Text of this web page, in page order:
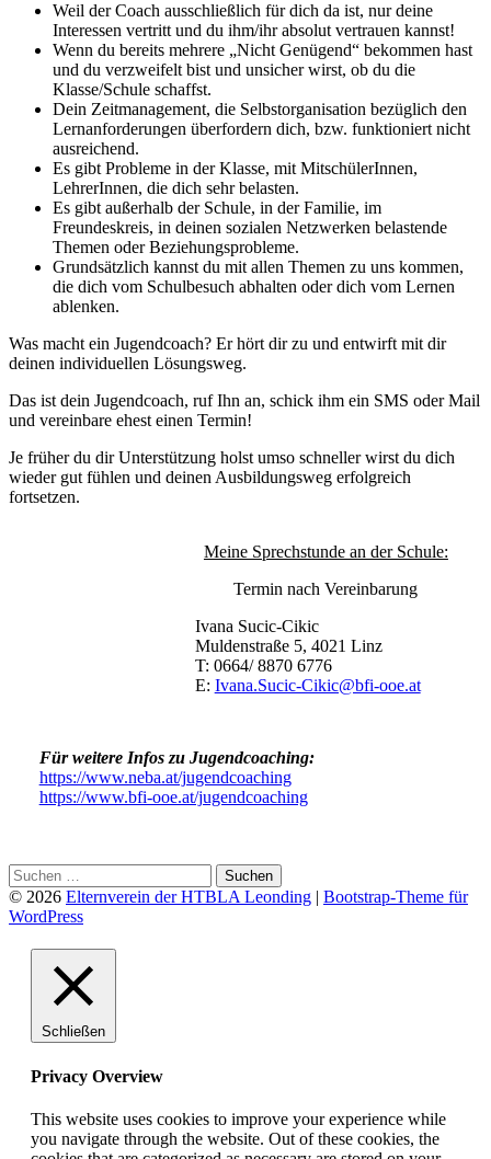
Weil der Coach ausschließlich für dich da ist, nur deine
Interessen vertritt und du ihm/ihr absolut vertrauen kannst!
Wenn du bereits mehrere „Nicht Genügend“ bekommen hast
und du verzweifelt bist und unsicher wirst, ob du die
Klasse/Schule schaffst.
Dein Zeitmanagement, die Selbstorganisation bezüglich den
Lernanforderungen überfordern dich, bzw. funktioniert nicht
ausreichend.
Es gibt Probleme in der Klasse, mit MitschülerInnen,
LehrerInnen, die dich sehr belasten.
Es gibt außerhalb der Schule, in der Familie, im
Freundeskreis, in deinen sozialen Netzwerken belastende
Themen oder Beziehungsprobleme.
Grundsätzlich kannst du mit allen Themen zu uns kommen,
die dich vom Schulbesuch abhalten oder dich vom Lernen
ablenken.
Was macht ein Jugendcoach? Er hört dir zu und entwirft mit dir
deinen individuellen Lösungsweg.
Das ist dein Jugendcoach, ruf Ihn an, schick ihm ein SMS oder Mail
und vereinbare ehest einen Termin!
Je früher du dir Unterstützung holst umso schneller wirst du dich
wieder gut fühlen und deinen Ausbildungsweg erfolgreich
fortsetzen.
Meine Sprechstunde an der Schule:
Termin nach Vereinbarung
Ivana Sucic-Cikic
Muldenstraße 5, 4021 Linz
T: 0664/ 8870 6776
E: Ivana.Sucic-Cikic@bfi-ooe.at
Für weitere Infos zu Jugendcoaching:
https://www.neba.at/jugendcoaching
https://www.bfi-ooe.at/jugendcoaching
© 2026 Elternverein der HTBLA Leonding | Bootstrap-Theme für
WordPress
Schließen
Privacy Overview
This website uses cookies to improve your experience while
you navigate through the website. Out of these cookies, the